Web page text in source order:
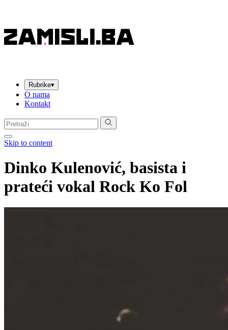
Rubrike▾
O nama
Kontakt
Pretraga:
Skip to content
Dinko Kulenović, basista i
prateći vokal Rock Ko Fol